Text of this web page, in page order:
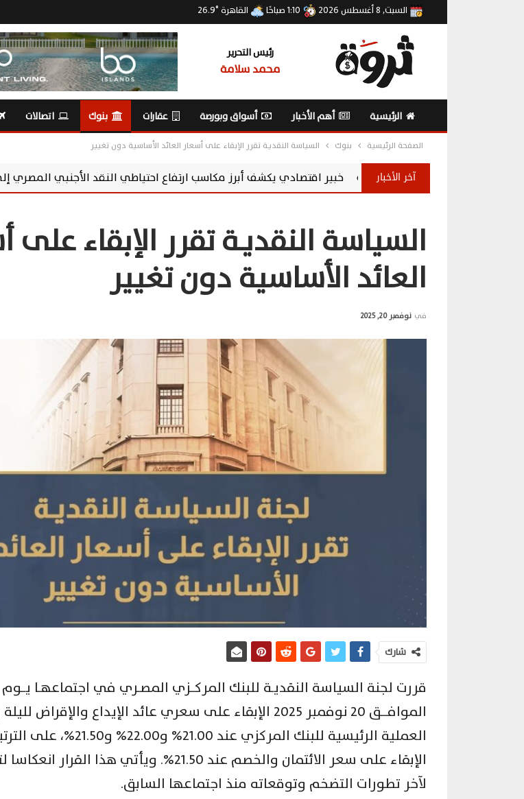
السبت, 8 أغسطس 2026 القاهرة°
26.9
رئيس التحرير
محمد سلامة
الرئيسية أهم الأخبار أسواق وبورصة عقارات بنوك اتصالات
الصفحة الرئيسية بنوك السياسة النقديـة تقرر الإبقاء على أسعار العائد الأساسية دون تغيير
آخر الأخبار
خبير اقتصادي يكشف أبرز مكاسب ارتفاع احتياطي النقد الأجنبي المصري إلى أكثر من 56 مليار دولار
السياسة النقديـة تقرر الإبقاء على
العائد الأساسية دون تغيير
في نوفمبر 20, 2025
شارك
قررت لجنة السياسة النقديـة للبنك المركــزي المصـري في اجتماعهـا
الموافـــق 20 نوفمبر 2025 الإبقاء على سعري عائد الإيداع
العملية الرئيسية للبنك المركزي عند
الإبقاء على سعر الائتمان والخصم عند 21.50%. ويأتي هذا
لآخر تطورات التضخم وتوقعاته منذ اجتماعها السابق.